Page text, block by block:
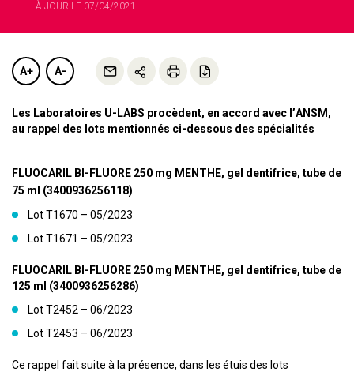
À JOUR LE 07/04/2021
A+ A-
Les Laboratoires U-LABS procèdent, en accord avec l’ANSM,
au rappel des lots mentionnés ci-dessous des spécialités
FLUOCARIL BI-FLUORE 250 mg MENTHE, gel dentifrice, tube de
75 ml (3400936256118)
Lot T1670 – 05/2023
Lot T1671 – 05/2023
FLUOCARIL BI-FLUORE 250 mg MENTHE, gel dentifrice, tube de
125 ml (3400936256286)
Lot T2452 – 06/2023
Lot T2453 – 06/2023
Ce rappel fait suite à la présence, dans les étuis des lots